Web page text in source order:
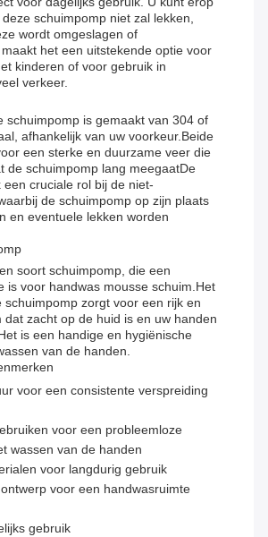
schuimpomp niet zal lekken,
wordt omgeslagen of
het een uitstekende optie voor
kinderen of voor gebruik in
verkeer.
schuimpomp is gemaakt van 304 of
afhankelijk van uw voorkeur.Beide
een sterke en duurzame veer die
de schuimpomp lang meegaatDe
cruciale rol bij de niet-
de schuimpomp op zijn plaats
en eventuele lekken worden
soort schuimpomp, die een
is voor handwas mousse schuim.Het
schuimpomp zorgt voor een rijk en
dat zacht op de huid is en uw handen
is een handige en hygiënische
van de handen.
voor een consistente verspreiding
voor een probleemloze
wassen van de handen
voor langdurig gebruik
voor een handwasruimte
gebruik